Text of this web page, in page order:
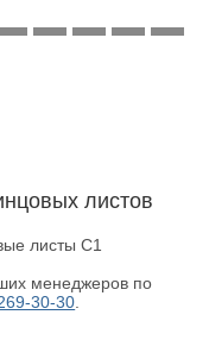
листов
листы С1
менеджеров по
30-30